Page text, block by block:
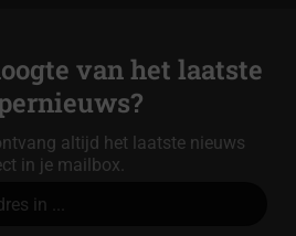
van het laatste
altijd het laatste nieuws
in je mailbox.